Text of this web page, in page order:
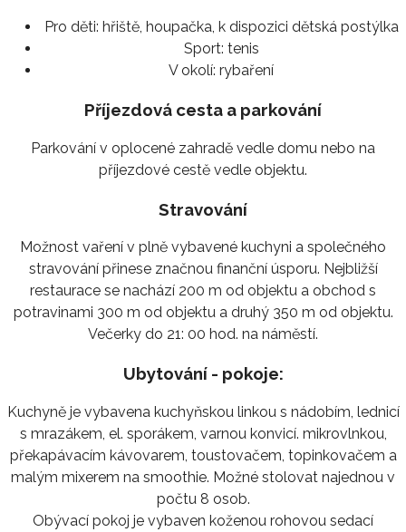
Pro děti: hřiště, houpačka, k dispozici dětská postýlka
Sport: tenis
V okolí: rybaření
Příjezdová cesta a parkování
Parkování v oplocené zahradě vedle domu nebo na
příjezdové cestě vedle objektu.
Stravování
Možnost vaření v plně vybavené kuchyni a společného
stravování přinese značnou finanční úsporu. Nejbližší
restaurace se nachází 200 m od objektu a obchod s
potravinami 300 m od objektu a druhý 350 m od objektu.
Večerky do 21: 00 hod. na náměstí.
Ubytování - pokoje:
Kuchyně je vybavena kuchyňskou linkou s nádobím, lednicí
s mrazákem, el. sporákem, varnou konvicí. mikrovlnkou,
překapávacím kávovarem, toustovačem, topinkovačem a
malým mixerem na smoothie. Možné stolovat najednou v
počtu 8 osob.
Obývací pokoj je vybaven koženou rohovou sedací